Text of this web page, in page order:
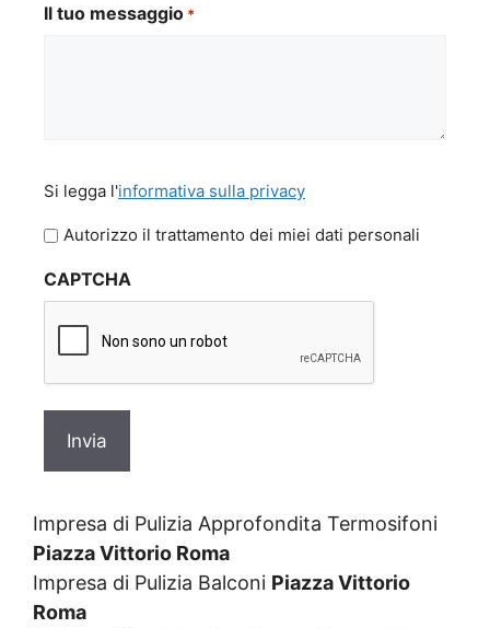
Il tuo messaggio *
legga
l'informativa
privacy
Si legga l'informativa sulla privacy
Autorizzo il trattamento dei miei dati personali
CAPTCHA
Impresa di Pulizia Approfondita Termosifoni
Piazza Vittorio Roma
Impresa di Pulizia Balconi Piazza Vittorio
Roma